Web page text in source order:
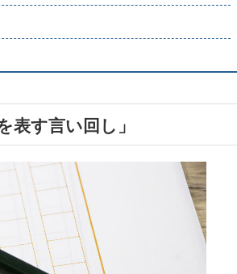
表す言い回し」